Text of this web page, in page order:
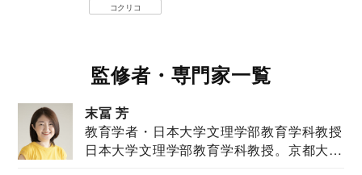
コクリコ
監修者・専門家一覧
末冨 芳
教育学者・日本大学文理学部教育学科教授
日本大学文理学部教育学科教授。京都大学